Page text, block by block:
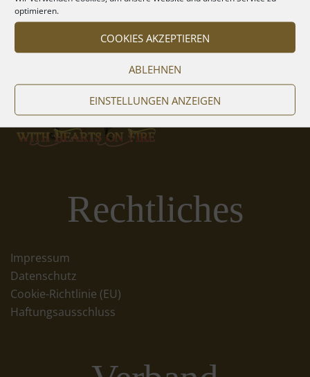
optimieren.
COOKIES AKZEPTIEREN
ABLEHNEN
EINSTELLUNGEN ANZEIGEN
Rechtliches
Impressum
Datenschutz
Cookie-Richtlinie (EU)
Haftungsausschluss